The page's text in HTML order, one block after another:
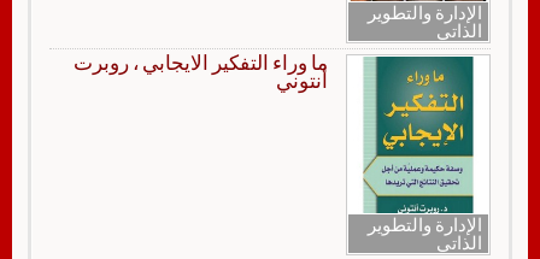
الإدارة والتطوير
الذاتي
الإدارة والتطوير
الذاتي
ما وراء التفكير الايجابي ، روبرت
أنتوني